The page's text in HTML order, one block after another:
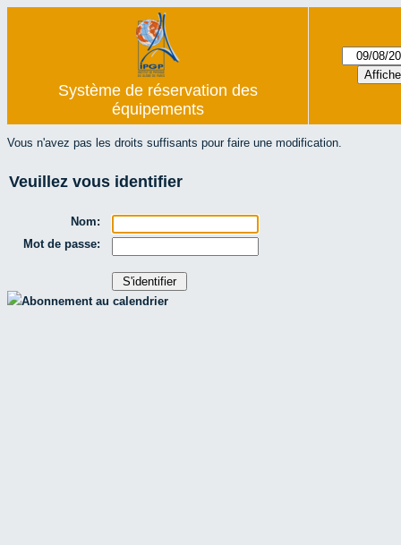
Système de réservation des
équipements
Vous n'avez pas les droits suffisants pour faire une modification.
Veuillez vous identifier
Nom:
Mot de passe:
Abonnement au calendrier